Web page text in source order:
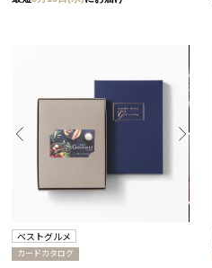
ベストグルメ
カードカタログ